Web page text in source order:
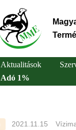
Main
Aktualitások
Adó 1%
2021.11.15